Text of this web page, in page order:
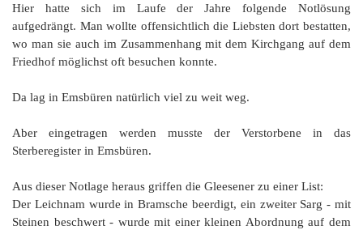
Hier hatte sich im Laufe der Jahre folgende Notlösung
aufgedrängt. Man wollte offensichtlich die Liebsten dort bestatten,
wo man sie auch im Zusammenhang mit dem Kirchgang auf dem
Friedhof möglichst oft besuchen konnte.
Da lag in Emsbüren natürlich viel zu weit weg.
Aber eingetragen werden musste der Verstorbene in das
Sterberegister in Emsbüren.
Aus dieser Notlage heraus griffen die Gleesener zu einer List:
Der Leichnam wurde in Bramsche beerdigt, ein zweiter Sarg - mit
Steinen beschwert - wurde mit einer kleinen Abordnung auf dem